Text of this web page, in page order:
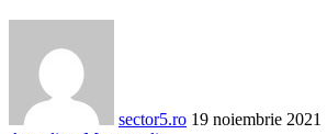
sector5.ro 19 noiembrie 2021